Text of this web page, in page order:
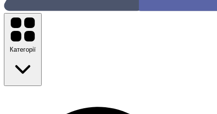
Категорії